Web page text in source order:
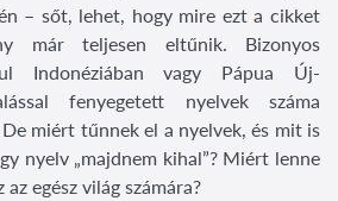
– sőt, lehet, hogy mire ezt a cikket
már teljesen eltűnik. Bizonyos
Indonéziában vagy Pápua Új-
fenyegetett nyelvek száma
miért tűnnek el a nyelvek, és mit is
nyelv „majdnem kihal”? Miért lenne
egész világ számára?